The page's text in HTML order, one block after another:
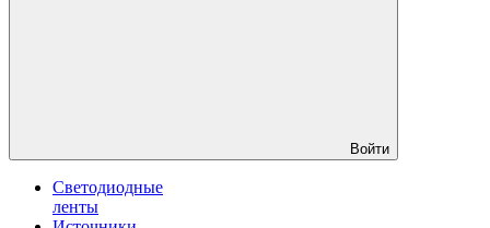
Войти
Светодиодные
ленты